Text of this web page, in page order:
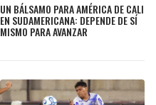
UN BÁLSAMO PARA AMÉRICA DE CALI
EN SUDAMERICANA: DEPENDE DE SÍ
MISMO PARA AVANZAR